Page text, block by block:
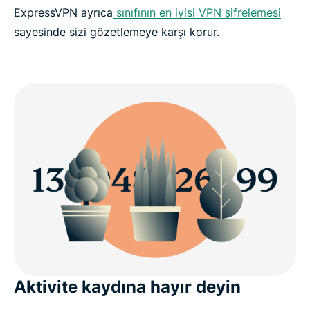
ExpressVPN ayrıca sınıfının en iyisi VPN şifrelemesi
sayesinde sizi gözetlemeye karşı korur.
Aktivite kaydına hayır deyin